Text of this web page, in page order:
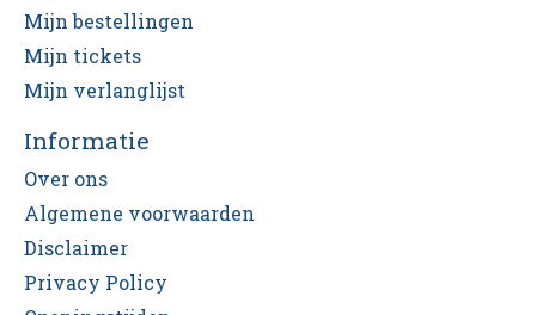
Mijn bestellingen
Mijn tickets
Mijn verlanglijst
Informatie
Over ons
Algemene voorwaarden
Disclaimer
Privacy Policy